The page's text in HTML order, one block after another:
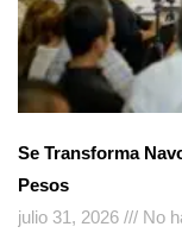
Se Transforma
Pesos
julio 31, 2026
No